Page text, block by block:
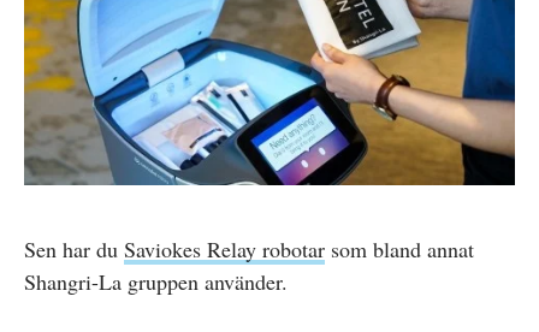
Sen har du Saviokes Relay robotar som bland annat
Shangri-La gruppen använder.